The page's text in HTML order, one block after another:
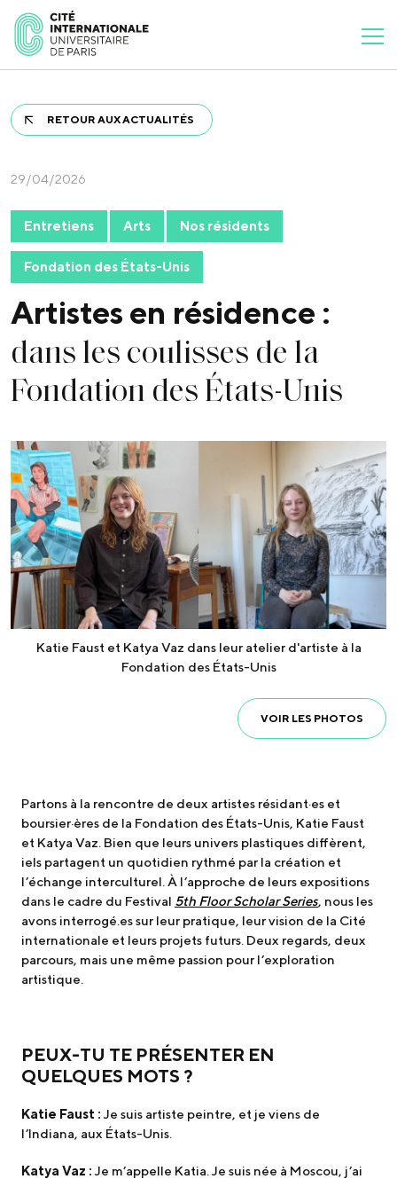
RETOUR AUX ACTUALITÉS
29/04/2026
Entretiens Arts Nos résidents
Fondation des États-Unis
Artistes en résidence :
dans les coulisses de la
Fondation des États-Unis
Katie Faust et Katya Vaz dans leur atelier d'artiste à la
Fondation des États-Unis
VOIR LES PHOTOS
Partons à la rencontre de deux artistes résidant·es et
boursier·ères de la Fondation des États-Unis, Katie Faust
et Katya Vaz. Bien que leurs univers plastiques diffèrent,
iels partagent un quotidien rythmé par la création et
l’échange interculturel. À l’approche de leurs expositions
dans le cadre du Festival 5th Floor Scholar Series, nous les
avons interrogé.es sur leur pratique, leur vision de la Cité
internationale et leurs projets futurs. Deux regards, deux
parcours, mais une même passion pour l’exploration
artistique.
PEUX-TU TE PRÉSENTER EN
QUELQUES MOTS ?
Katie Faust : Je suis artiste peintre, et je viens de
l’Indiana, aux États-Unis.
Katya Vaz : Je m’appelle Katia. Je suis née à Moscou, j’ai